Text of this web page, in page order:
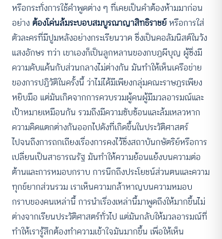
หรือกระทั่งการใช้คำพูดต่าง ๆ ที่เคยเป็นคำต้องห้ามมาก่อน
อย่าง ต้องโค่นล้มระบอบสมบูรณาญาสิทธิราชย์หรือการใส่
ตัวละครที่มีปูมหลังอย่างกระเรียนวาด ซึ่งเป็นคอลัมนิสต์ในวัง
แสงอักษร ทว่า เขาเองก็เป็นลูกหลานของกบฏผีบุญ ผู้ซึ่งมี
ความคับแค้นกับส่วนกลางไม่ต่างกัน มันทำให้เห็นเครือข่าย
ของการปฏิวัติในครั้งนี้ ว่าไม่ได้มีเพียงกลุ่มคณะราษฏรเพียง
หยิบมือ แต่มันเกิดจากการควบรวมผู้คนผู้มีมวลอารมณ์และ
เป้าหมายเหมือนกัน รวมถึงมีความซับซ้อนและล้มเหลวหาก
ความคิดแตกต่างกันออกไปดังที่เกิดขึ้นในประวัติศาสตร์
ไปจนถึงการถกเถียงเรื่องการคงไว้ซึ่งสถาบันกษัตริย์หรือการ
เปลี่ยนเป็นสาธารณรัฐ มันทำให้ความย้อนแย้งบนความต่อ
ต้านและการหมอบกราบ การนึกถึงประโยชน์ส่วนตนและความ
ทุกข์ยากส่วนรวม เราเห็นความกล้าหาญบนความหมอบ
กราบของคนเหล่านี้ การนำเรื่องเหล่านี้มาพูดถึงให้มากขึ้นไม่
ต่างจากเรียนประวัติศาสตร์ทั่วไป แต่มันกลับให้มวลอารมณ์ที่
ทำให้เรารู้สึกต้องทำความเข้าใจมันมากขึ้น เพื่อให้เห็น